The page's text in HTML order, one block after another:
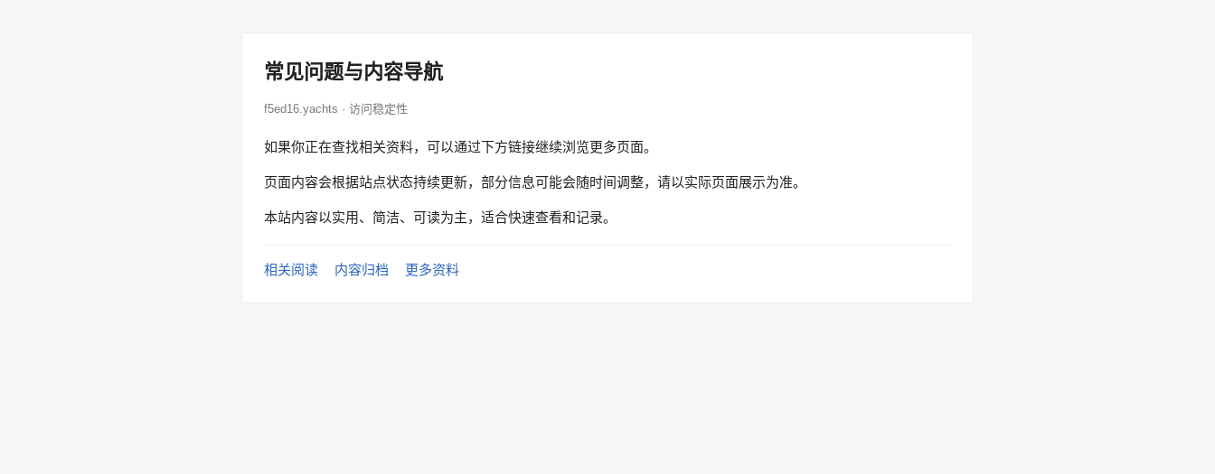
常见问题与内容导航
f5ed16.yachts · 访问稳定性
如果你正在查找相关资料，可以通过下方链接继续浏览更多页面。
页面内容会根据站点状态持续更新，部分信息可能会随时间调整，请以实际页面展示为准。
本站内容以实用、简洁、可读为主，适合快速查看和记录。
相关阅读 内容归档 更多资料